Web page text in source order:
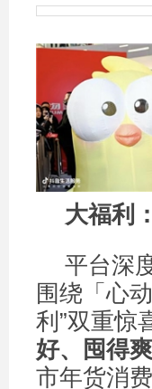
大福利
平台深
围绕「心
利”双重惊
好、囤得爽
市年货消